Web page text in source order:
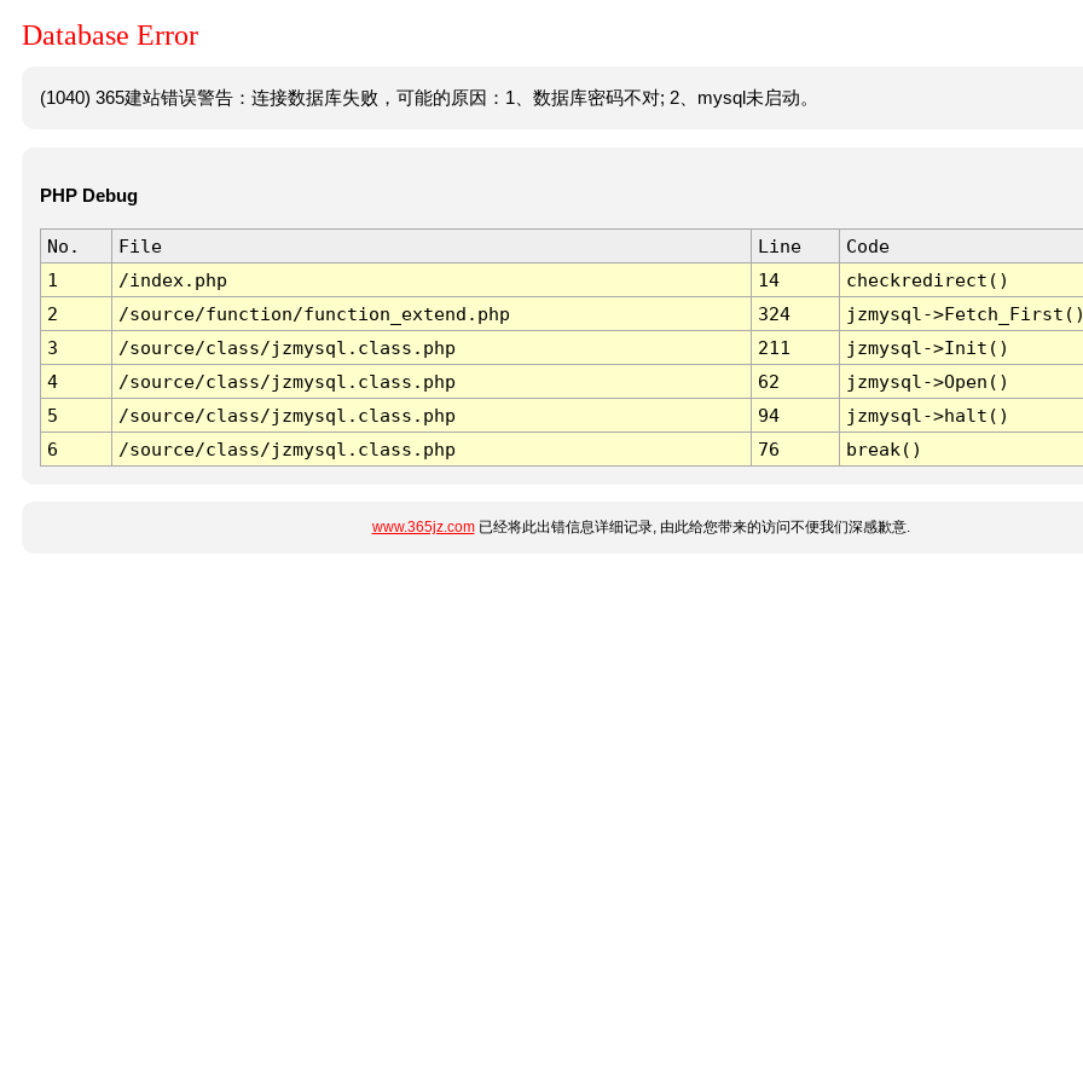
Database Error
(1040) 365建站错误警告：连接数据库失败，可能的原因：1、数据库密码不对; 2、mysql未启动。
PHP Debug
No. File Line
Code
1
/index.php 14
checkredirect()
2
/source/function/function_extend.php 324
jzmysql-
3
/source/class/jzmysql.class.php 211
jzmysql->Init()
4
/source/class/jzmysql.class.php 62
jzmysql->Open()
5
/source/class/jzmysql.class.php 94
jzmysql->halt()
6
/source/class/jzmysql.class.php 76 break()
www.365jz.com已经将此出错信息详细记录, 由此给您带来的访问不便我们深感歉意.